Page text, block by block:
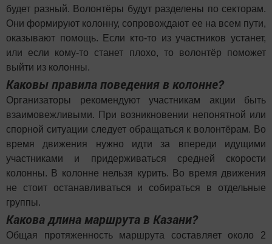
будет разный. Волонтёры будут разделены по секторам.
Они формируют колонну, сопровождают ее на всем пути,
оказывают помощь. Если кто-то из участников устанет,
или если кому-то станет плохо, то волонтёр поможет
выйти из колонны.
Каковы правила поведения в колонне?
Организаторы рекомендуют участникам акции быть
взаимовежливыми. При возникновении непонятной или
спорной ситуации следует обращаться к волонтёрам. Во
время движения нужно идти за впереди идущими
участниками и придерживаться средней скорости
колонны. В колонне нельзя курить. Во время движения
не стоит останавливаться и собираться в отдельные
группы.
Какова длина маршрута в Казани?
Общая протяженность маршрута составляет около 2